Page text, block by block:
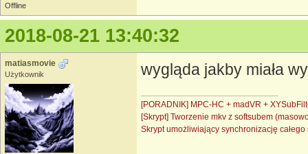
Offline
2018-08-21 13:40:32
matiasmovie
Użytkownik wygląda jakby miała
[PORADNIK] MPC-HC + madVR +
[Skrypt] Tworzenie mkv z softsubem
Skrypt umożliwiający synchronizację